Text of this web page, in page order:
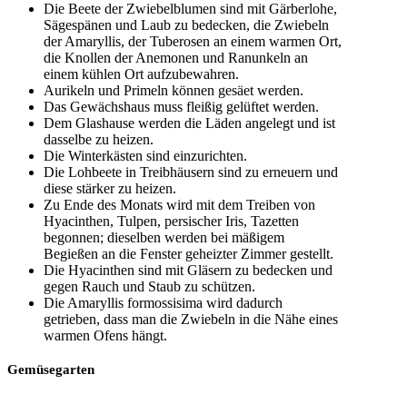
Die Beete der Zwiebelblumen sind mit Gärberlohe,
Sägespänen und Laub zu bedecken, die Zwiebeln
der Amaryllis, der Tuberosen an einem warmen Ort,
die Knollen der Anemonen und Ranunkeln an
einem kühlen Ort aufzubewahren.
Aurikeln und Primeln können gesäet werden.
Das Gewächshaus muss fleißig gelüftet werden.
Dem Glashause werden die Läden angelegt und ist
dasselbe zu heizen.
Die Winterkästen sind einzurichten.
Die Lohbeete in Treibhäusern sind zu erneuern und
diese stärker zu heizen.
Zu Ende des Monats wird mit dem Treiben von
Hyacinthen, Tulpen, persischer Iris, Tazetten
begonnen; dieselben werden bei mäßigem
Begießen an die Fenster geheizter Zimmer gestellt.
Die Hyacinthen sind mit Gläsern zu bedecken und
gegen Rauch und Staub zu schützen.
Die Amaryllis formossisima wird dadurch
getrieben, dass man die Zwiebeln in die Nähe eines
warmen Ofens hängt.
Gemüsegarten